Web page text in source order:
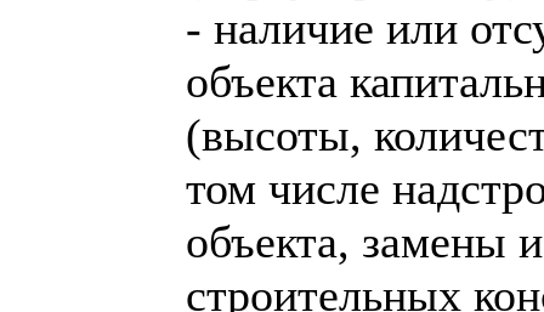
- наличие или
объекта
(высоты,
том числе
объекта, замены
строительных